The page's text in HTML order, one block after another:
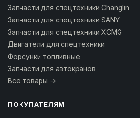
Запчасти для спецтехники Changlin
Запчасти для спецтехники SANY
Запчасти для спецтехники XCMG
Двигатели для спецтехники
Форсунки топливные
Запчасти для автокранов
Все товары →
ПОКУПАТЕЛЯМ